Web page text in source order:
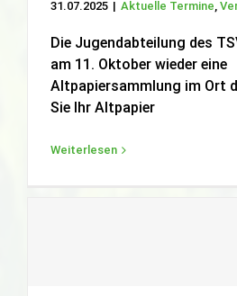
Altpapiersammlung
Aktuelle Termine
31.07.2025 | Aktuelle Termine,
Die Jugendabteilung des
am 11. Oktober wieder eine
Altpapiersammlung im Ort
Sie Ihr Altpapier
Weiterlesen